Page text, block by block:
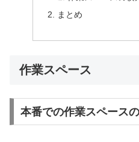
まとめ
作業スペース
本番での作業スペース